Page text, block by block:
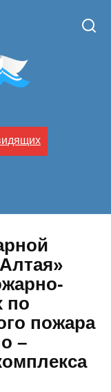
по
пожара
–